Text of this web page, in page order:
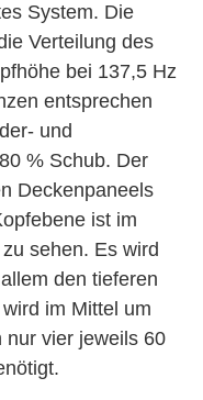
System. Die
Verteilung des
bei 137,5 Hz
entsprechen
und
% Schub. Der
Deckenpaneels
ist im
sehen. Es wird
den tieferen
im Mittel um
nur vier jeweils 60